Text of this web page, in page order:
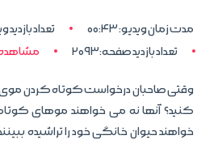
مدت زمان ویدیو: 00:43
تعداد بازدید
تعداد بازدید صفحه:2093
مشاهده
وقتی صاحبان درخواست کوتاه کردن موی
کنید؟ آنها نه می خواهند موهای
خواهند حیوان خانگی خود را تراشیده